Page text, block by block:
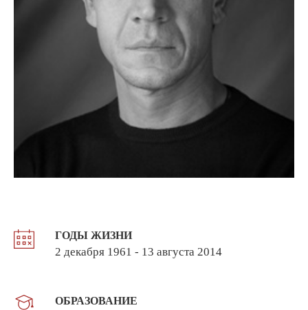
ГОДЫ ЖИЗНИ
2 декабря 1961 - 13 августа 2014
ОБРАЗОВАНИЕ